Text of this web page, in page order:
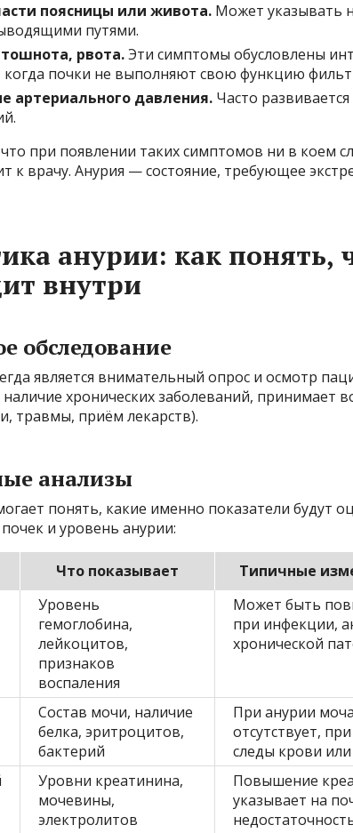
поясницы или живота. Может указывать
путями.
рвота.Эти симптомы обусловлены
когда почки не выполняют свою функцию
артериального давления. Часто
при появлении таких симптомов ни в коем
к врачу. Анурия — состояние, требующее
анурии: как понять,
внутри
обследование
является внимательный опрос и осмотр
хронических заболеваний, принимает
травмы, приём лекарств).
анализы
понять, какие именно показатели будут
и уровень анурии:
Что показывает
Типичные
Уровень
гемоглобина,
лейкоцитов,
признаков
воспаления
Может быть
при инфекции,
хронической
Состав мочи, наличие
белка, эритроцитов,
бактерий
При анурии
отсутствует,
следы крови или
Уровни креатинина,
мочевины,
электролитов
Повышение
указывает на